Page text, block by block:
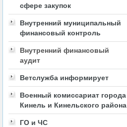
сфере закупок
Внутренний муниципальный
финансовый контроль
Внутренний финансовый
аудит
Ветслужба информирует
Военный комиссариат города
Кинель и Кинельского района
ГО и ЧС